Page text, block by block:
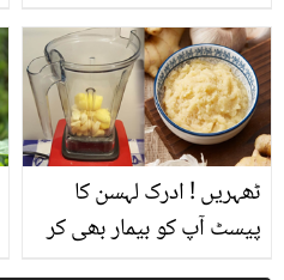
بچے کی چوسنی اپنے منہ
میں ڈال لی ! ویڈیو نے
واویلا کھڑا کر دیا
ٹھہریں ! ادرک لہسن کا
پیسٹ آپ کو بیمار بھی کر